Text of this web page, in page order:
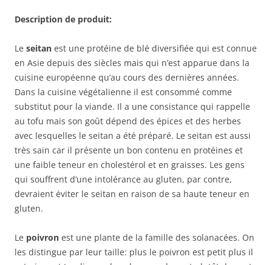
Description de produit:
Le seitan est une protéine de blé diversifiée qui est connue
en Asie depuis des siècles mais qui n’est apparue dans la
cuisine européenne qu’au cours des dernières années.
Dans la cuisine végétalienne il est consommé comme
substitut pour la viande. Il a une consistance qui rappelle
au tofu mais son goût dépend des épices et des herbes
avec lesquelles le seitan a été préparé. Le seitan est aussi
très sain car il présente un bon contenu en protéines et
une faible teneur en cholestérol et en graisses. Les gens
qui souffrent d’une intolérance au gluten, par contre,
devraient éviter le seitan en raison de sa haute teneur en
gluten.
Le poivron est une plante de la famille des solanacées. On
les distingue par leur taille: plus le poivron est petit plus il